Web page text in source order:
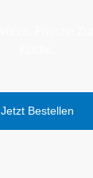
Jetzt Bestellen